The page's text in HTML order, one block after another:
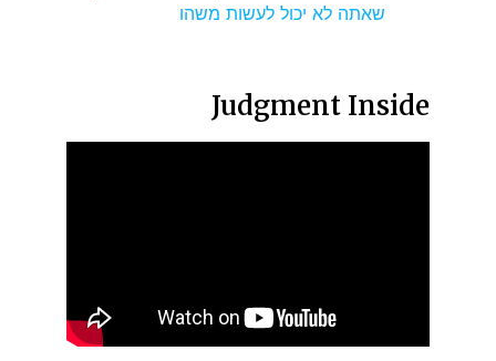
שאתה לא יכול לעשות משהו
Judgment Inside